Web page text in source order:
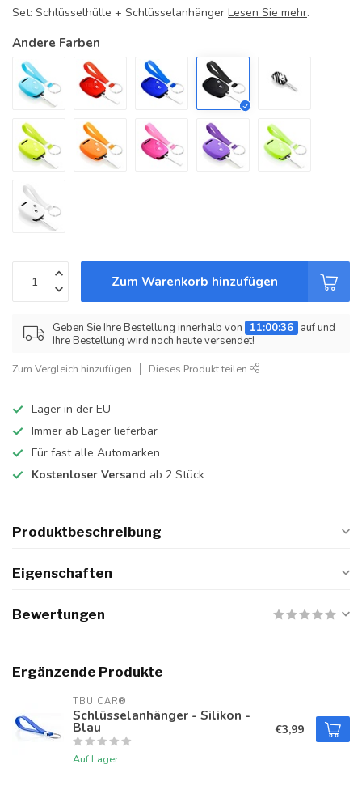
Set: Schlüsselhülle + Schlüsselanhänger Lesen Sie mehr.
Andere Farben
Zum Warenkorb hinzufügen
Geben Sie Ihre Bestellung innerhalb von 11:00:36 auf und
Ihre Bestellung wird noch heute versendet!
Zum Vergleich hinzufügen Dieses Produkt teilen
Lager in der EU
Immer ab Lager lieferbar
Für fast alle Automarken
Kostenloser Versand ab 2 Stück
Produktbeschreibung
Eigenschaften
Bewertungen
Ergänzende Produkte
TBU CAR®
Schlüsselanhänger - Silikon -
Blau
Auf Lager
€3,99